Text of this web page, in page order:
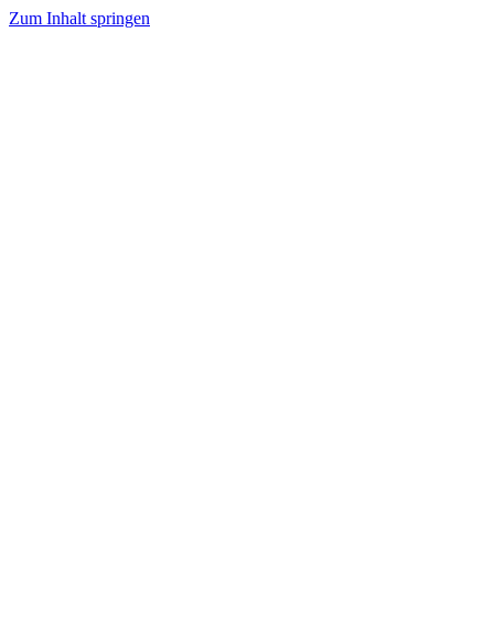
Zum Inhalt springen